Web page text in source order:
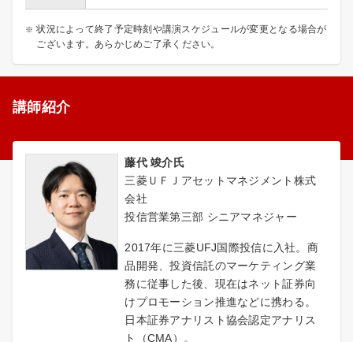
状況によって終了予定時刻や講演スケジュールが変更となる場合が
ございます。あらかじめご了承ください。
講師紹介
藤代 竣介氏
三菱ＵＦＪアセットマネジメント株式
会社
投信営業第三部 シニアマネジャー
2017年に三菱UFJ国際投信に入社。商
品開発、投資信託のマーケティング業
務に従事した後、現在はネット証券向
けプロモーション推進などに携わる。
日本証券アナリスト協会認定アナリス
ト（CMA）。